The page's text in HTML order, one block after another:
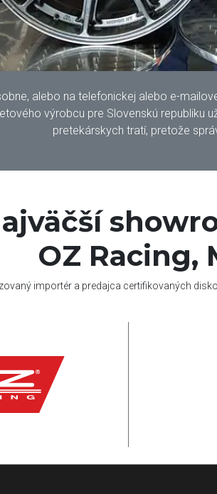
alebo na telefonickej alebo e-
výrobcu pre Slovenskú republiku
pretekárskych tratí, pretože
OZ Racing,
importér a predajca certifikovaných